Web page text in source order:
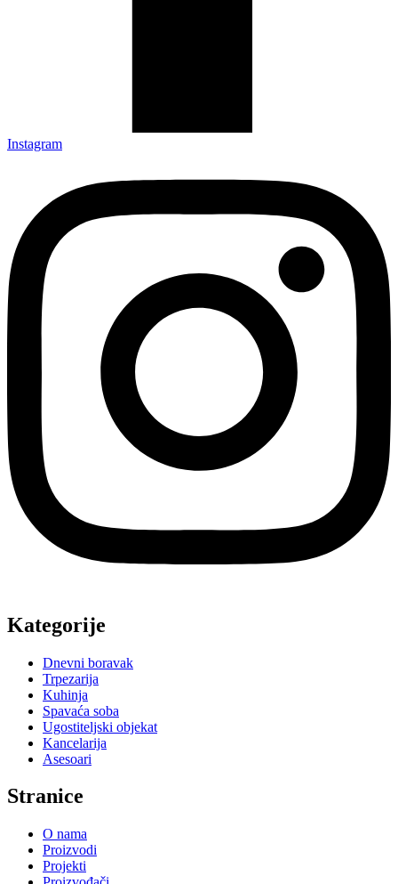
Instagram
Kategorije
Dnevni boravak
Trpezarija
Kuhinja
Spavaća soba
Ugostiteljski objekat
Kancelarija
Asesoari
Stranice
O nama
Proizvodi
Projekti